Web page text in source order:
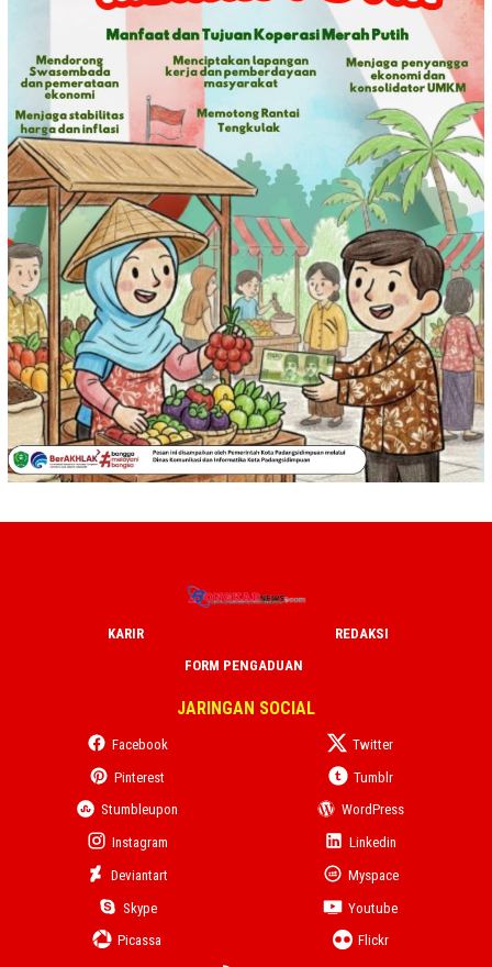
KARIR
REDAKSI
FORM PENGADUAN
JARINGAN SOCIAL
Facebook
Twitter
Pinterest
Tumblr
Stumbleupon
WordPress
Instagram
Linkedin
Deviantart
Myspace
Skype
Youtube
Picassa
Flickr